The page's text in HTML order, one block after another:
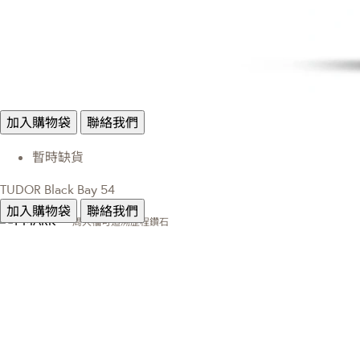
加入購物袋 聯絡我們
暫時缺貨
TUDOR Black Bay 54
加入購物袋
聯絡我們
周大福可追溯歷程鑽石